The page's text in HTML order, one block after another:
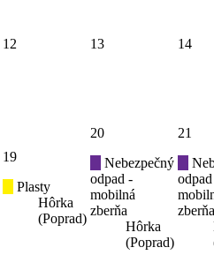
12 13 14
19
Plasty
Hôrka
(Poprad)
20
Nebezpečný
odpad -
mobilná
zberňa
Hôrka
(Poprad)
21
zberňa